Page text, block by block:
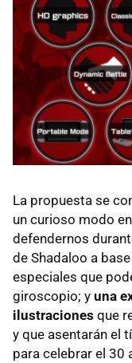
La propuesta se
un curioso modo
defendernos
de Shadaloo a
especiales que
giroscopio; y una
ilustraciones que
y que asentarán el
para celebrar el 30